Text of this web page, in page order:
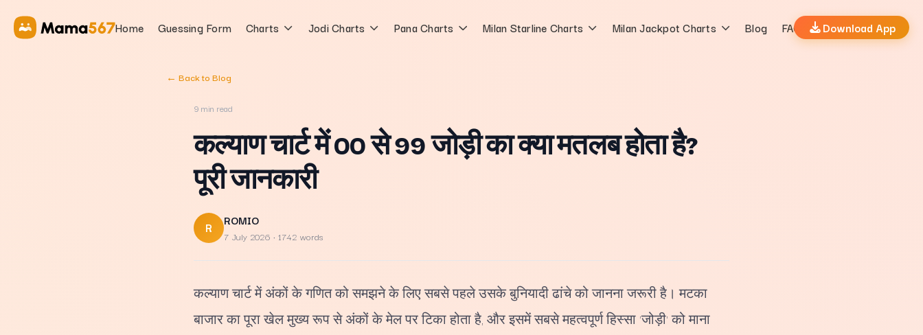
Home Guessing Form Charts Jodi Charts Pana Charts Milan Starline Charts Milan Jackpot Charts Blog FAQs Download App
← Back to Blog
9 min read
कल्याण चार्ट में 00 से 99 जोड़ी का क्या मतलब होता है?
पूरी जानकारी
R ROMIO
7 July 2026 · 1742 words
कल्याण चार्ट में अंकों के गणित को समझने के लिए सबसे पहले उसके बुनियादी ढांचे को जानना जरूरी है। मटका
बाजार का पूरा खेल मुख्य रूप से अंकों के मेल पर टिका होता है, और इसमें सबसे महत्वपूर्ण हिस्सा 'जोड़ी' को माना